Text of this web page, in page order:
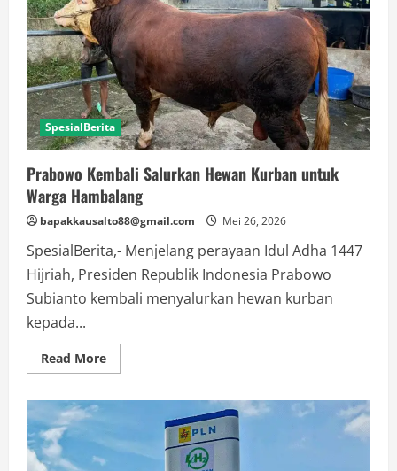
SpesialBerita
Prabowo Kembali Salurkan Hewan Kurban untuk
Warga Hambalang
bapakkausalto88@gmail.com Mei 26, 2026
SpesialBerita,- Menjelang perayaan Idul Adha 1447
Hijriah, Presiden Republik Indonesia Prabowo
Subianto kembali menyalurkan hewan kurban
kepada...
Read MoreRead
more
Kurban
untuk